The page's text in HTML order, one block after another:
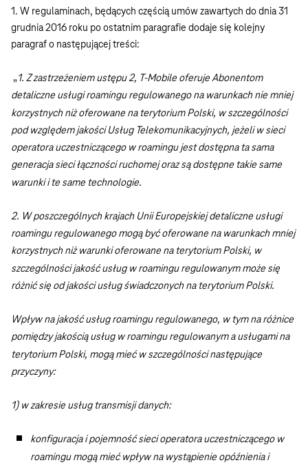
1. W regulaminach, będących częścią umów zawartych do dnia 31
grudnia 2016 roku po ostatnim paragrafie dodaje się kolejny
paragraf o następującej treści:
„1. Z zastrzeżeniem ustępu 2, T-Mobile oferuje Abonentom
detaliczne usługi roamingu regulowanego na warunkach nie mniej
korzystnych niż oferowane na terytorium Polski, w szczególności
pod względem jakości Usług Telekomunikacyjnych, jeżeli w sieci
operatora uczestniczącego w roamingu jest dostępna ta sama
generacja sieci łączności ruchomej oraz są dostępne takie same
warunki i te same technologie.
2. W poszczególnych krajach Unii Europejskiej detaliczne usługi
roamingu regulowanego mogą być oferowane na warunkach mniej
korzystnych niż warunki oferowane na terytorium Polski, w
szczególności jakość usług w roamingu regulowanym może się
różnić się od jakości usług świadczonych na terytorium Polski.
Wpływ na jakość usług roamingu regulowanego, w tym na różnice
pomiędzy jakością usług w roamingu regulowanym a usługami na
terytorium Polski, mogą mieć w szczególności następujące
przyczyny:
1) w zakresie usług transmisji danych:
konfiguracja i pojemność sieci operatora uczestniczącego w
roamingu mogą mieć wpływ na wystąpienie opóźnienia i